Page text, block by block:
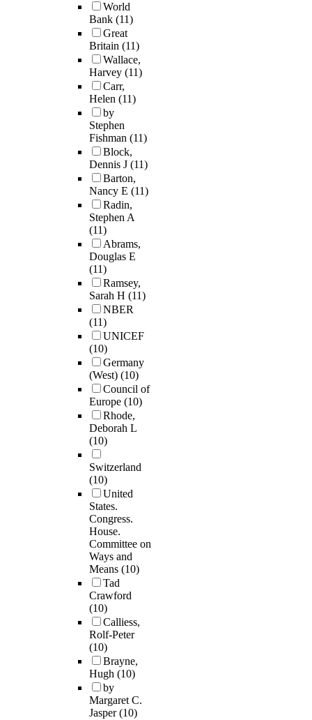
World
Bank (11)
Great
Britain (11)
Wallace,
Harvey (11)
Carr,
Helen (11)
by
Stephen
Fishman (11)
Block,
Dennis J (11)
Barton,
Nancy E (11)
Radin,
Stephen A
(11)
Abrams,
Douglas E
(11)
Ramsey,
Sarah H (11)
NBER
(11)
UNICEF
(10)
Germany
(West) (10)
Council of
Europe (10)
Rhode,
Deborah L
(10)
Switzerland
(10)
United
States.
Congress.
House.
Committee on
Ways and
Means (10)
Tad
Crawford
(10)
Calliess,
Rolf-Peter
(10)
Brayne,
Hugh (10)
by
Margaret C.
Jasper(10)